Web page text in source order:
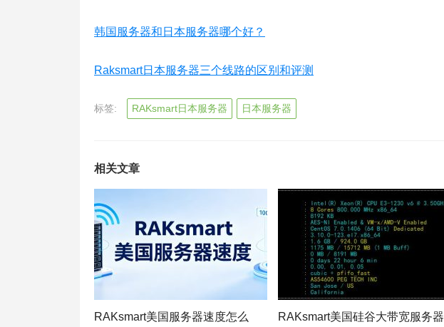
韩国服务器和日本服务器哪个好？
Raksmart日本服务器三个线路的区别和评测
标签: RAKsmart日本服务器 日本服务器
相关文章
RAKsmart美国服务器速度怎么
RAKsmart美国硅谷大带宽服务器